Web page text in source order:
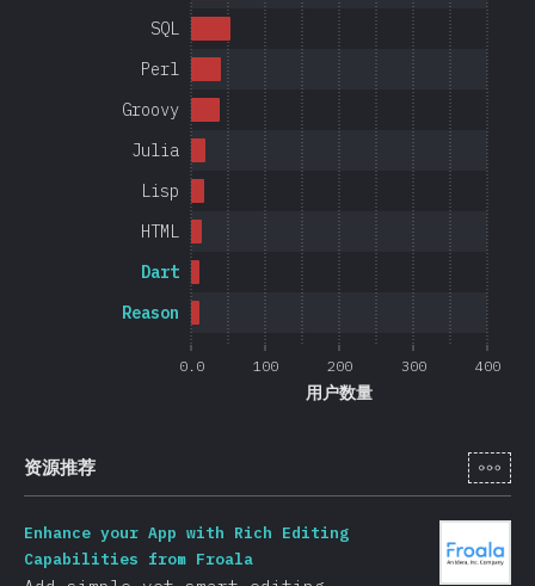
0.0 100 200 300 400
用户数量
Reason
Dart
HTML
Lisp
Julia
Groovy
Perl
SQL
资源推荐 [zh-
Enhance your App with Rich Editing
Capabilities from Froala